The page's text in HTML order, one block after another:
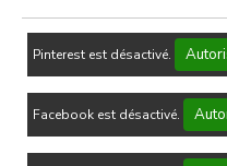
Pinterest est désactivé.
Facebook est désactivé.